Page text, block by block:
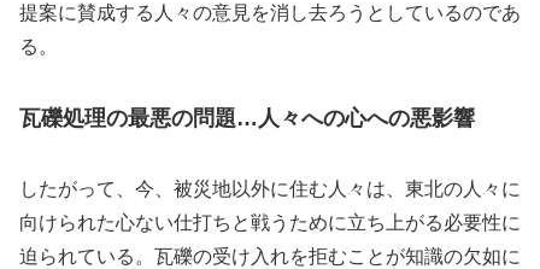
提案に賛成する人々の意見を消し去ろうとしているのであ
る。
瓦礫処理の最悪の問題…人々への心への悪影響
したがって、今、被災地以外に住む人々は、東北の人々に
向けられた心ない仕打ちと戦うために立ち上がる必要性に
迫られている。瓦礫の受け入れを拒むことが知識の欠如に